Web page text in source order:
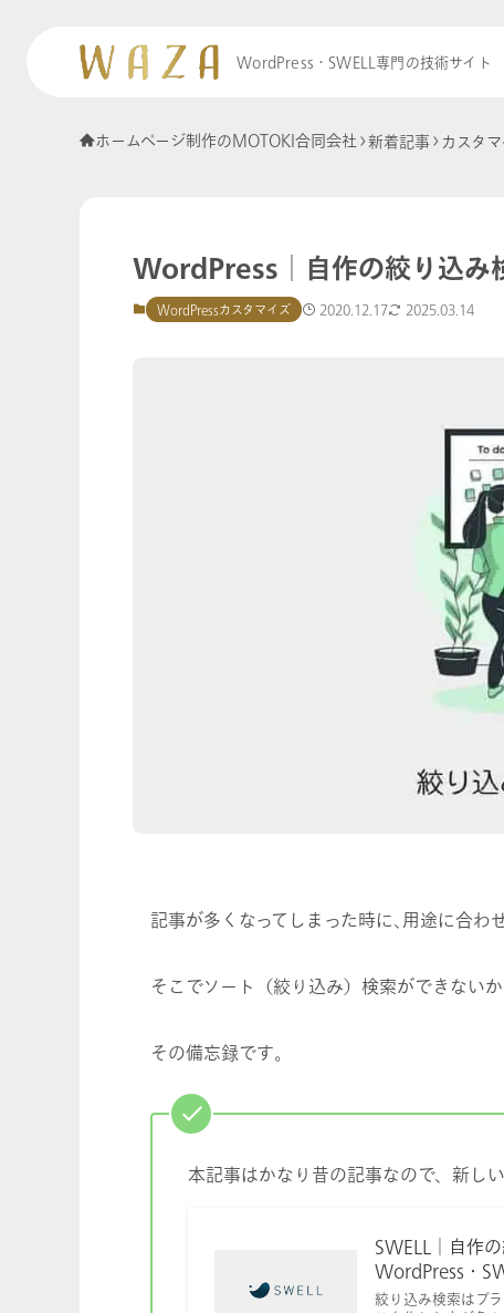
WordPress・SWELL専門の技術サイト
ホームページ制作のMOTOKI合同会社 新着記事 カスタ
WordPress│自作の絞り込み
WordPressカスタマイズ 2020.12.17 2025.03.14
記事が多くなってしまった時に､用途に合わ
そこでソート（絞り込み）検索ができない
その備忘録です｡
本記事はかなり昔の記事なので、新し
SWELL│自作
WordPress・
絞り込み検索はプ